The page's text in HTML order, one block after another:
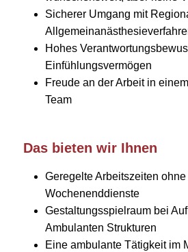
Sicherer Umgang mit
Hohes
Einfühlungsvermögen
Freude an der Arbeit in
Team
Das bieten wir Ihnen
Geregelte Arbeitszeiten ohne
Wochenenddienste
Gestaltungsspielraum bei
Ambulanten Strukturen
Eine ambulante Tätigkeit im